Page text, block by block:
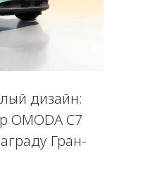
дизайн:
OMODA C7
Гран-